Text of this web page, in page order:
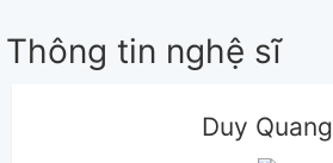
Thông tin nghệ sĩ
Duy Quang